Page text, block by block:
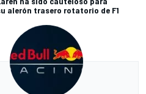
alerón trasero rotatorio de F1